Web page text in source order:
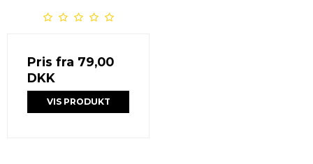
Pris fra 79,00
DKK
VIS PRODUKT